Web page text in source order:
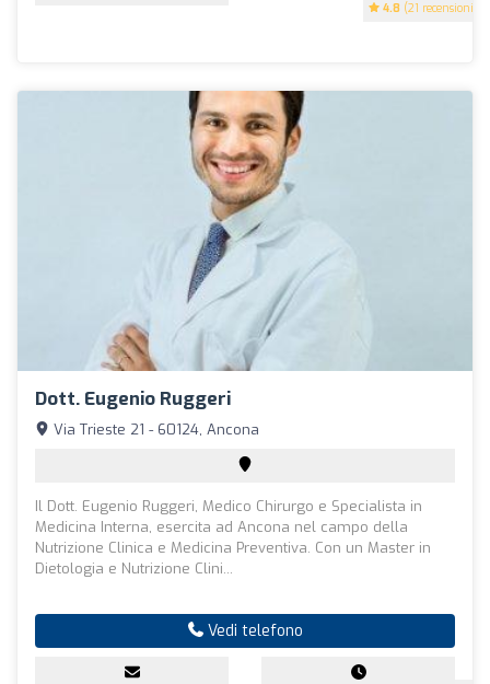
4.8 (21 recensioni)
Dott. Eugenio Ruggeri
Via Trieste 21 - 60124, Ancona
Il Dott. Eugenio Ruggeri, Medico Chirurgo e Specialista in
Medicina Interna, esercita ad Ancona nel campo della
Nutrizione Clinica e Medicina Preventiva. Con un Master in
Dietologia e Nutrizione Clini...
Vedi telefono